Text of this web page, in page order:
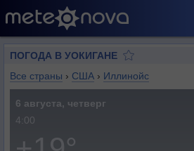
ПОГОДА В УОКИГАНЕ
Все страны › США › Иллинойс
6 августа, четверг
4:00